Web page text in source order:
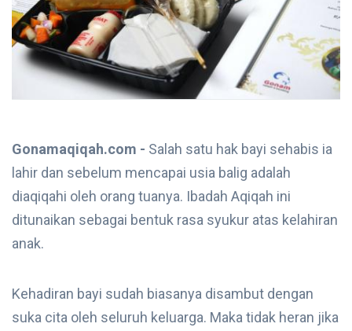
Gonamaqiqah.com - Salah satu hak bayi sehabis ia
lahir dan sebelum mencapai usia balig adalah
diaqiqahi oleh orang tuanya. Ibadah Aqiqah ini
ditunaikan sebagai bentuk rasa syukur atas kelahiran
anak.
Kehadiran bayi sudah biasanya disambut dengan
suka cita oleh seluruh keluarga. Maka tidak heran jika